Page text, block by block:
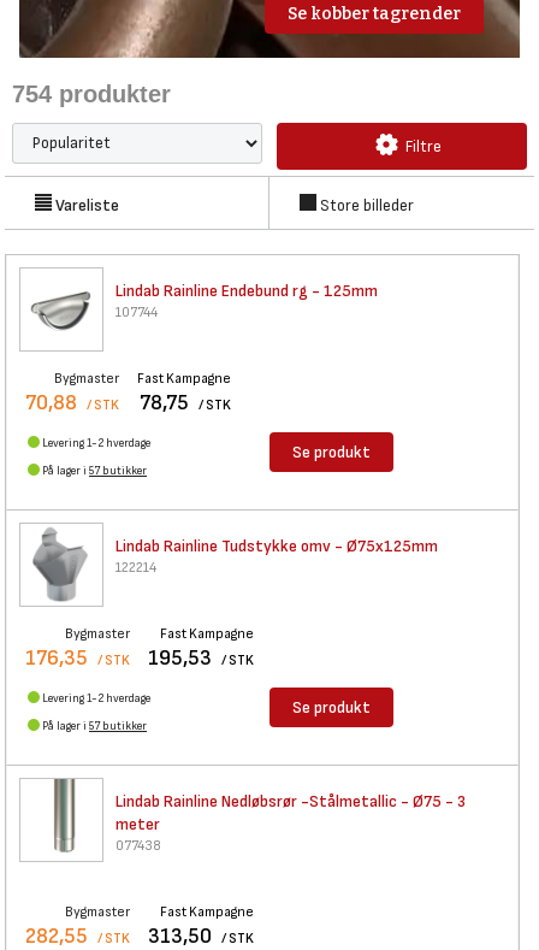
Se kobber tagrender
754 produkter
Filtre
Vareliste Store billeder
Lindab Rainline Endebund rg - 125mm
107744
Bygmaster
70,88 / STK
Fast Kampagne
78,75 / STK
Levering 1-2 hverdage
På lager i 57 butikker
Se produkt
Lindab Rainline Tudstykke omv - Ø75x125mm
122214
Bygmaster
176,35 / STK
Fast Kampagne
195,53 / STK
Levering 1-2 hverdage
På lager i 57 butikker
Se produkt
Lindab Rainline Nedløbsrør -Stålmetallic - Ø75 - 3
meter
077438
Bygmaster
282,55 / STK
Fast Kampagne
313,50 / STK